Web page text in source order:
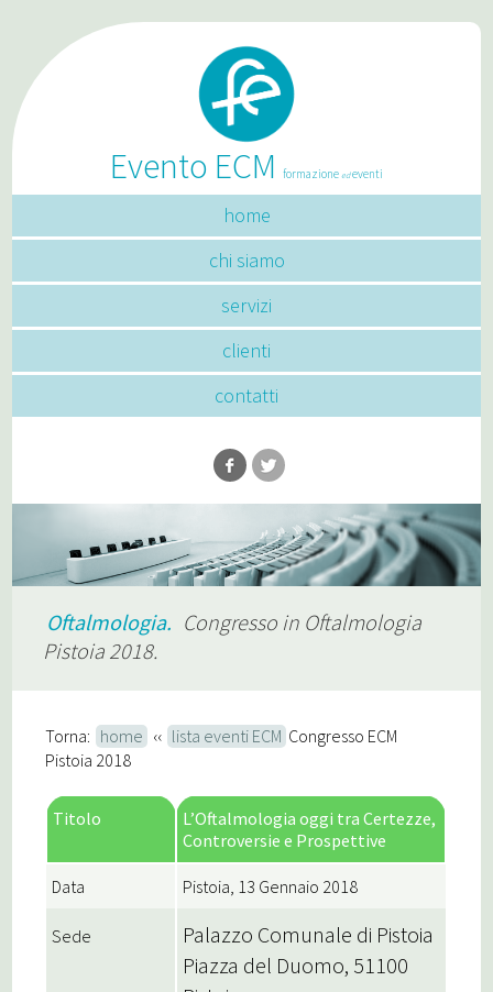
Evento ECM formazione edeventi
home
chi siamo
servizi
clienti
contatti
Oftalmologia. Congresso in Oftalmologia
Pistoia 2018.
Torna: home ‹‹ lista eventi ECM Congresso ECM
Pistoia 2018
Titolo
L’Oftalmologia oggi tra Certezze,
Controversie e Prospettive
Data Pistoia, 13 Gennaio 2018
Sede
Palazzo Comunale di Pistoia
Piazza del Duomo, 51100